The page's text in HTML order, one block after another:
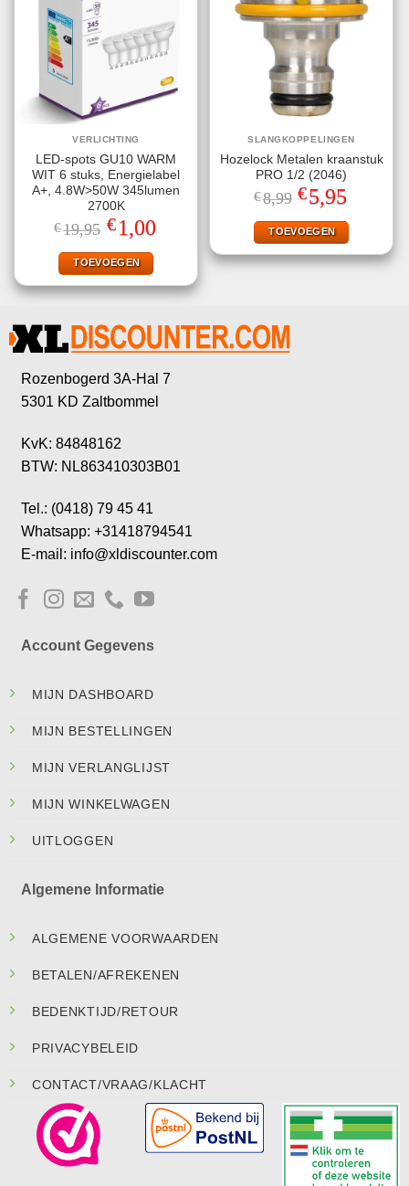
VERLICHTING
LED-spots GU10 WARM
WIT 6 stuks, Energielabel
A+, 4.8W>50W 345lumen
2700K
€19,95 Oorspronkelijke
prijs
was:
€19,95.
€1,00Huidige
prijs
TOEVOEGEN
SLANGKOPPELINGEN
Hozelock Metalen kraanstuk
PRO 1/2 (2046)
€8,99 Oorspronkelijke
prijs
was:
€8,99.
€5,95
is:
€5,95.
TOEVOEGEN
Rozenbogerd 3A-Hal 7
5301 KD Zaltbommel
KvK: 84848162
BTW: NL863410303B01
Tel.: (0418) 79 45 41
Whatsapp: +31418794541
E-mail: info@xldiscounter.com
Account Gegevens
MIJN DASHBOARD
MIJN BESTELLINGEN
MIJN VERLANGLIJST
MIJN WINKELWAGEN
UITLOGGEN
Algemene Informatie
ALGEMENE VOORWAARDEN
BETALEN/AFREKENEN
BEDENKTIJD/RETOUR
PRIVACYBELEID
CONTACT/VRAAG/KLACHT